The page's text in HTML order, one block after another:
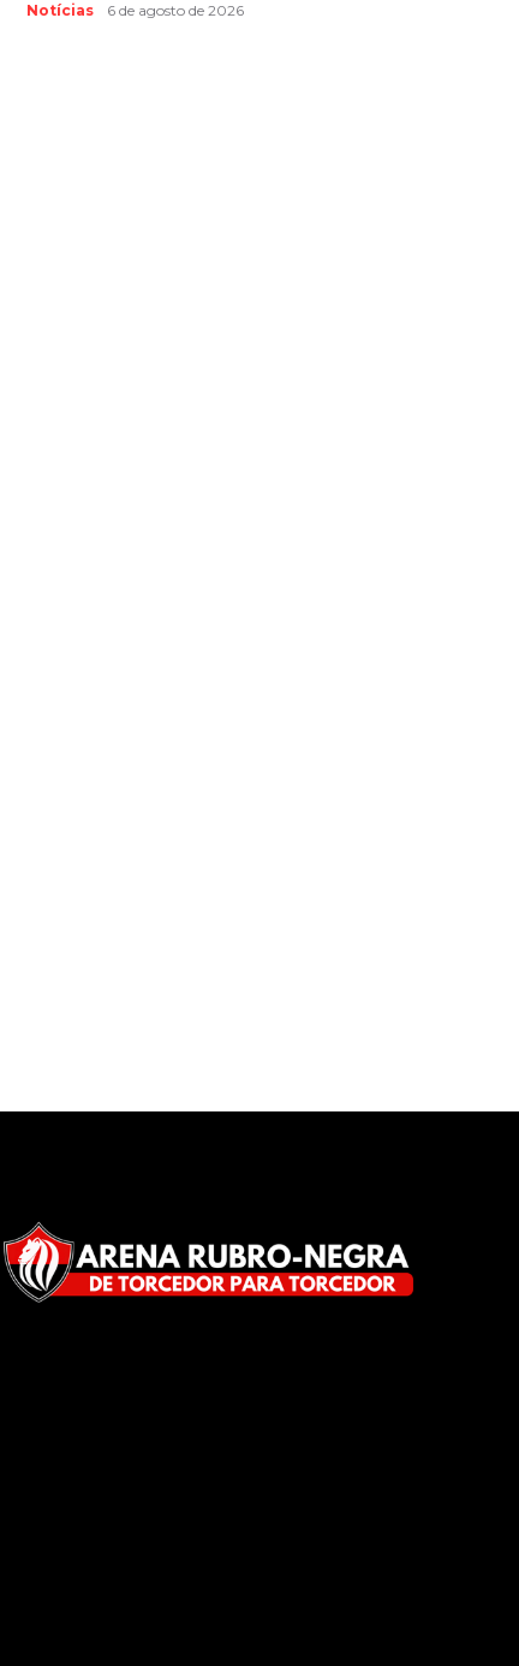
Notícias 6 de agosto de 2026